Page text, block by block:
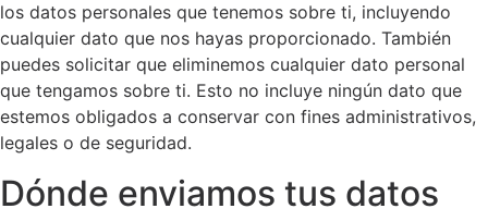
los datos personales que tenemos sobre ti, incluyendo
cualquier dato que nos hayas proporcionado. También
puedes solicitar que eliminemos cualquier dato personal
que tengamos sobre ti. Esto no incluye ningún dato que
estemos obligados a conservar con fines administrativos,
legales o de seguridad.
Dónde enviamos tus datos